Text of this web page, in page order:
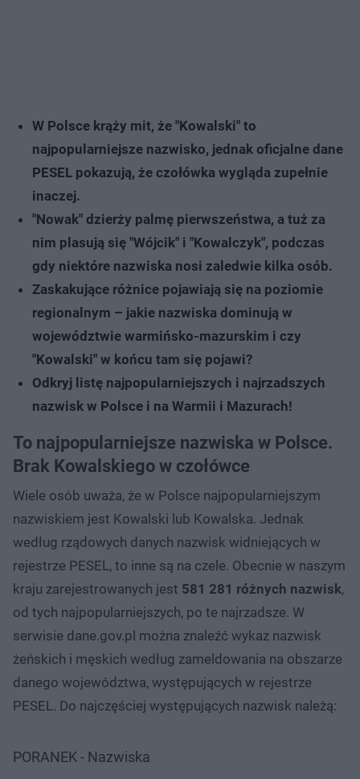
W Polsce krąży mit, że "Kowalski" to
najpopularniejsze nazwisko, jednak oficjalne dane
PESEL pokazują, że czołówka wygląda zupełnie
inaczej.
"Nowak" dzierży palmę pierwszeństwa, a tuż za
nim plasują się "Wójcik" i "Kowalczyk", podczas
gdy niektóre nazwiska nosi zaledwie kilka osób.
Zaskakujące różnice pojawiają się na poziomie
regionalnym – jakie nazwiska dominują w
województwie warmińsko-mazurskim i czy
"Kowalski" w końcu tam się pojawi?
Odkryj listę najpopularniejszych i najrzadszych
nazwisk w Polsce i na Warmii i Mazurach!
To najpopularniejsze nazwiska w Polsce.
Brak Kowalskiego w czołówce
Wiele osób uważa, że w Polsce najpopularniejszym
nazwiskiem jest Kowalski lub Kowalska. Jednak
według rządowych danych nazwisk widniejących w
rejestrze PESEL, to inne są na czele. Obecnie w naszym
kraju zarejestrowanych jest 581 281 różnych nazwisk,
od tych najpopularniejszych, po te najrzadsze. W
serwisie dane.gov.pl można znaleźć wykaz nazwisk
żeńskich i męskich według zameldowania na obszarze
danego województwa, występujących w rejestrze
PESEL. Do najczęściej występujących nazwisk należą:
PORANEK - Nazwiska